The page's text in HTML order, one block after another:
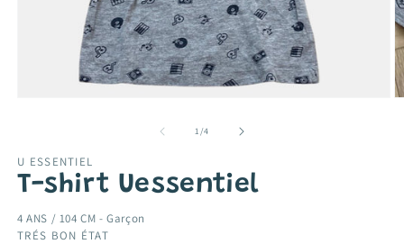
dans
fenêtre
modale
1/de
4
U ESSENTIEL
T-shirt Uessentiel
4 ANS / 104 CM -Garçon
TRÉS BON ÉTAT